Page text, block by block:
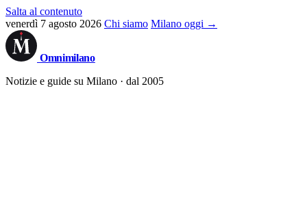
Salta al contenuto
venerdì 7 agosto 2026 Chi siamo Milano oggi →
Omnimilano
Notizie e guide su Milano · dal 2005